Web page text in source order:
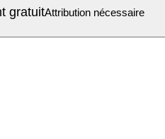
gratuitAttribution nécessaire